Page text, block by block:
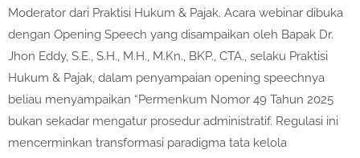
Moderator dari Praktisi Hukum & Pajak. Acara webinar dibuka
dengan Opening Speech yang disampaikan oleh Bapak Dr.
Jhon Eddy, S.E., S.H., M.H., M.Kn., BKP., CTA., selaku Praktisi
Hukum & Pajak, dalam penyampaian opening speechnya
beliau menyampaikan “Permenkum Nomor 49 Tahun 2025
bukan sekadar mengatur prosedur administratif. Regulasi ini
mencerminkan transformasi paradigma tata kelola